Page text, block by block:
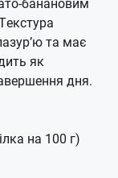
та має
як
дня.
на 100 г)